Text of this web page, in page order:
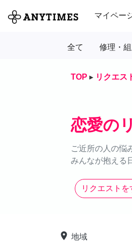
マイペー
全て 修理・
TOP ▸ リクエス
恋愛の
ご近所の人の悩
みんなが抱える
リクエストを
place 地域